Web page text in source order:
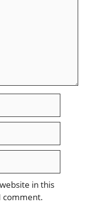
in this
comment.